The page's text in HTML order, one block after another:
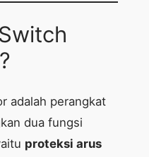
adalah perangkat
dua fungsi
proteksi arus